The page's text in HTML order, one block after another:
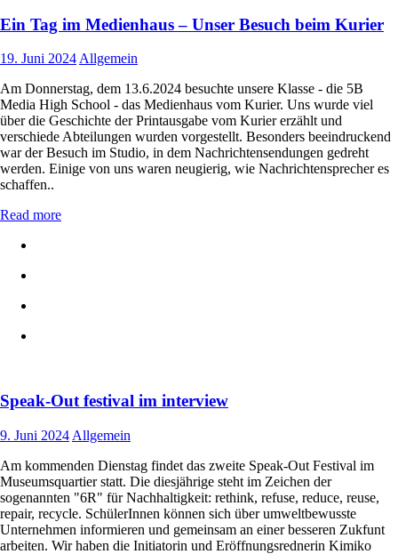
Ein Tag im Medienhaus – Unser Besuch beim Kurier
19. Juni 2024 Allgemein
Am Donnerstag, dem 13.6.2024 besuchte unsere Klasse - die 5B
Media High School - das Medienhaus vom Kurier. Uns wurde viel
über die Geschichte der Printausgabe vom Kurier erzählt und
verschiede Abteilungen wurden vorgestellt. Besonders beeindruckend
war der Besuch im Studio, in dem Nachrichtensendungen gedreht
werden. Einige von uns waren neugierig, wie Nachrichtensprecher es
schaffen..
Read more
Speak-Out festival im interview
9. Juni 2024 Allgemein
Am kommenden Dienstag findet das zweite Speak-Out Festival im
Museumsquartier statt. Die diesjährige steht im Zeichen der
sogenannten "6R" für Nachhaltigkeit: rethink, refuse, reduce, reuse,
repair, recycle. SchülerInnen können sich über umweltbewusste
Unternehmen informieren und gemeinsam an einer besseren Zukfunt
arbeiten. Wir haben die Initiatorin und Eröffnungsrednerin Kimiko